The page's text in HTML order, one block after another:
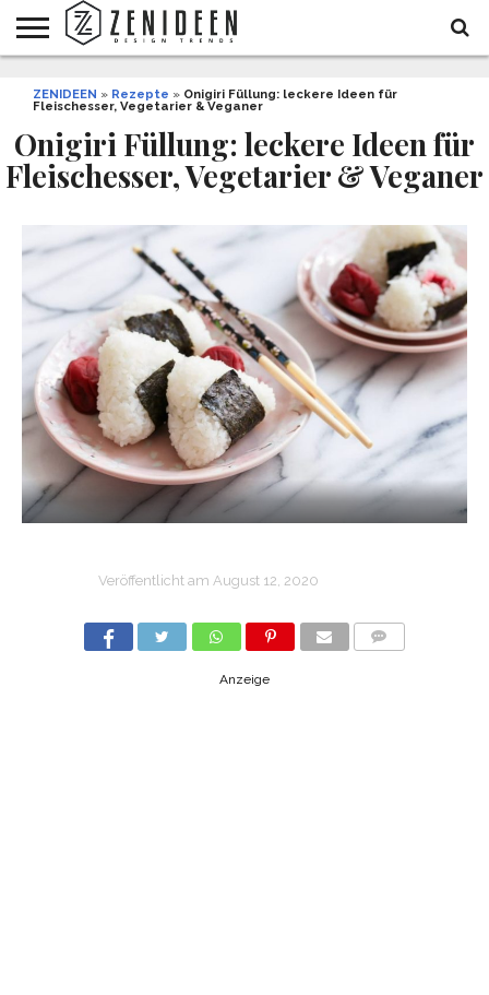
INNENDESIGN
ARCHITEKTUR
GARTEN
UND
LIFESTYLE
DEKO
&
DIY
STYLE
REZEPTE
GESUNDHEIT
WEIHNACHTEN
ZENIDEEN » Rezepte » Onigiri Füllung: leckere Ideen für
Fleischesser, Vegetarier & Veganer
Onigiri Füllung: leckere Ideen für
Fleischesser, Vegetarier & Veganer
Veröffentlicht am August 12, 2020
Anzeige